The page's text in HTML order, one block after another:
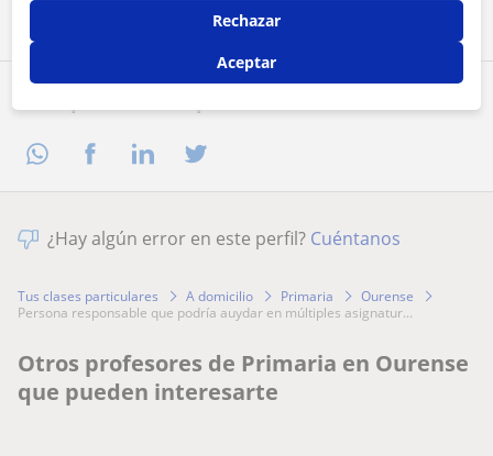
¿Hay algún error en este perfil? Cuéntanos
Tus clases particulares A domicilio Primaria
Ourense
persona responsable que podría auydar en múltiples asignatur...
Otros profesores de Primaria en Ourense
que pueden interesarte
Rechazar
Aceptar